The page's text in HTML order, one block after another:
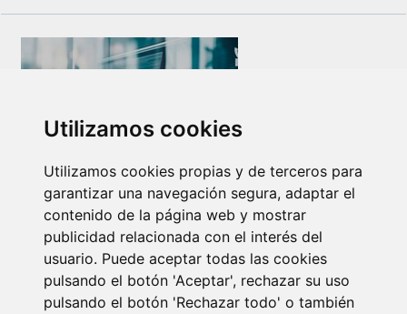
Utilizamos cookies
Utilizamos cookies propias y de terceros para
garantizar una navegación segura, adaptar el
contenido de la página web y mostrar
publicidad relacionada con el interés del
usuario. Puede aceptar todas las cookies
pulsando el botón 'Aceptar', rechazar su uso
pulsando el botón 'Rechazar todo' o también
Newsletter Insolvencias y Situaciones Especiales
14/07/2026